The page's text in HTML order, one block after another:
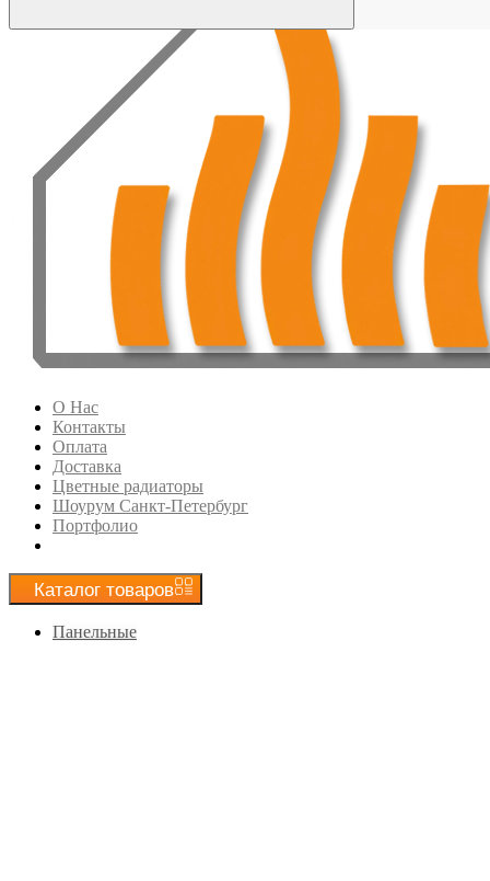
О Нас
Контакты
Оплата
Доставка
Цветные радиаторы
Шоурум Санкт-Петербург
Портфолио
Каталог товаров
Панельные